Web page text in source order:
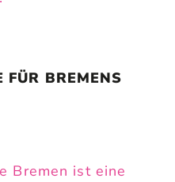
FÜR BREMENS
Bremen ist eine